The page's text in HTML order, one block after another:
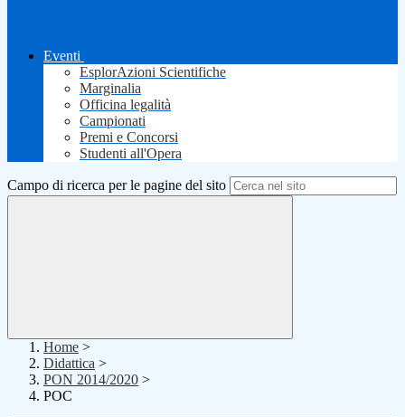
Eventi
EsplorAzioni Scientifiche
Marginalia
Officina legalità
Campionati
Premi e Concorsi
Studenti all'Opera
Campo di ricerca per le pagine del sito
Home >
Didattica >
PON 2014/2020 >
POC